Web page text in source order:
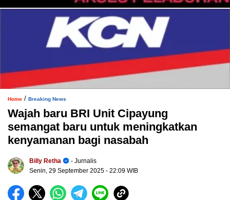
Home / Breaking News
Wajah baru BRI Unit Cipayung
semangat baru untuk meningkatkan
kenyamanan bagi nasabah
Billy Retha
- Jurnalis
Senin, 29 September 2025 - 22:09 WIB